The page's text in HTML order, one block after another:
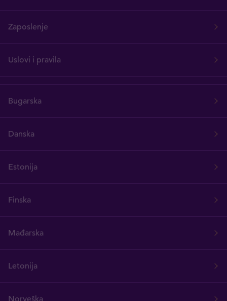
Zaposlenje
Uslovi i pravila
Bugarska
Danska
Estonija
Finska
Mađarska
Letonija